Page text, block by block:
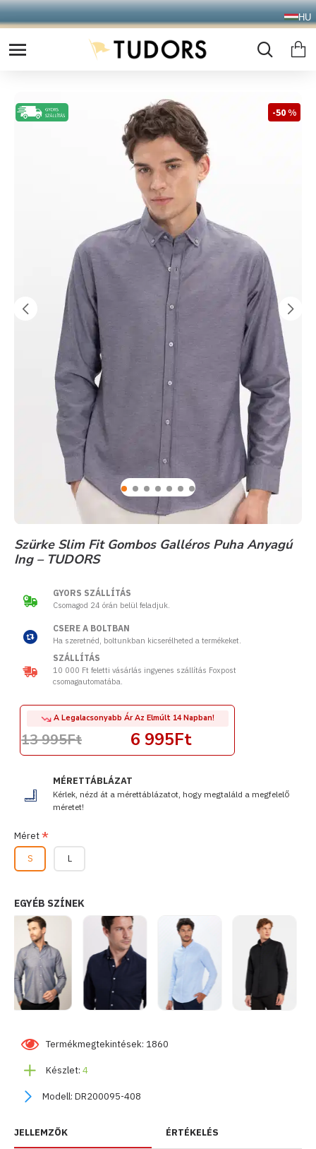
10.000 Ft FELETT INGYENES SZÁLLÍTÁS
FOXPOST CSOMAGAUTOMATÁBA !
HU
-50 %
Szürke Slim Fit Gombos Galléros Puha Anyagú
Ing – TUDORS
MÉRETTÁBLÁZAT
Kérlek, nézd át a mérettáblázatot, hogy megtaláld a megfelelő
méretet!
Készlet: 4
Modell: DR200095-408
Termékmegtekintések: 1860
6 995Ft
A Legalacsonyabb Ár Az Elmúlt 14 Napban!
13 995Ft
Méret
S
L
EGYÉB SZÍNEK
GYORS SZÁLLÍTÁS
Csomagod 24 órán belül feladjuk.
CSERE A BOLTBAN
Ha szeretnéd, boltunkban kicserélheted a termékeket.
SZÁLLÍTÁS
10 000 Ft feletti vásárlás ingyenes szállítás Foxpost
csomagautomatába.
JELLEMZŐK ÉRTÉKELÉS